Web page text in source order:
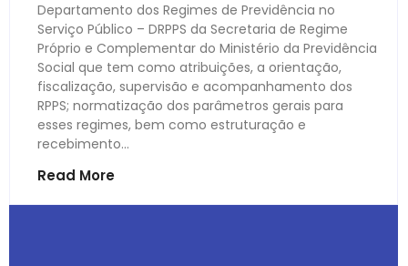
Departamento dos Regimes de Previdência no
Serviço Público – DRPPS da Secretaria de Regime
Próprio e Complementar do Ministério da Previdência
Social que tem como atribuições, a orientação,
fiscalização, supervisão e acompanhamento dos
RPPS; normatização dos parâmetros gerais para
esses regimes, bem como estruturação e
recebimento...
Read More